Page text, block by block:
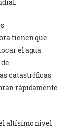
tienen que
el agua
catastróficas
rápidamente
altísimo nivel